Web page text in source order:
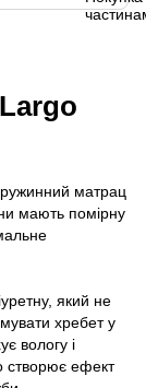
матрац
мають помірну
який не
хребет у
вологу і
створює ефект